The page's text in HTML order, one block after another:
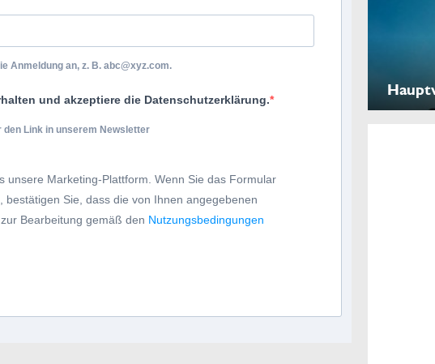
Anmeldung an, z. B. abc@xyz.com.
und akzeptiere die Datenschutzerklärung.
Link in unserem Newsletter
unsere Marketing-Plattform. Wenn Sie das Formular
bestätigen Sie, dass die von Ihnen angegebenen
Bearbeitung gemäß den Nutzungsbedingungen